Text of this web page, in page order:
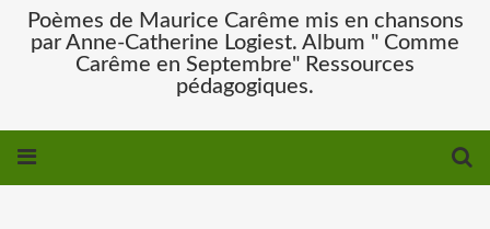
Poèmes de Maurice Carême mis en chansons
par Anne-Catherine Logiest. Album " Comme
Carême en Septembre" Ressources
pédagogiques.